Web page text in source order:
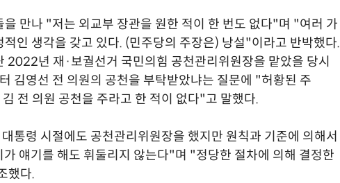
을 만나 "저는 외교부 장관을 원한 적이 한 번도 없다"며 "여러 가
적인 생각을 갖고 있다. (민주당의 주장은) 낭설"이라고 반박했다.
2022년 재·보궐선거 국민의힘 공천관리위원장을 맡았을 당시
김영선 전 의원의 공천을 부탁받았냐는 질문에 "허황된 주
전 의원 공천을 주라고 한 적이 없다"고 말했다.
통령 시절에도 공천관리위원장을 했지만 원칙과 기준에 의해서
가 얘기를 해도 휘둘리지 않는다"며 "정당한 절차에 의해 결정한
했다.